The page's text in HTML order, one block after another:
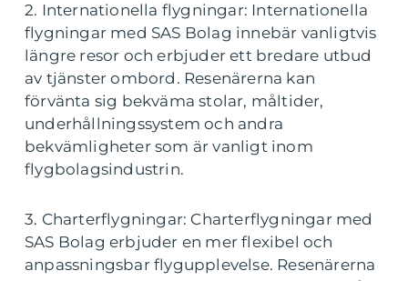
2. Internationella flygningar: Internationella
flygningar med SAS Bolag innebär vanligtvis
längre resor och erbjuder ett bredare utbud
av tjänster ombord. Resenärerna kan
förvänta sig bekväma stolar, måltider,
underhållningssystem och andra
bekvämligheter som är vanligt inom
flygbolagsindustrin.
3. Charterflygningar: Charterflygningar med
SAS Bolag erbjuder en mer flexibel och
anpassningsbar flygupplevelse. Resenärerna